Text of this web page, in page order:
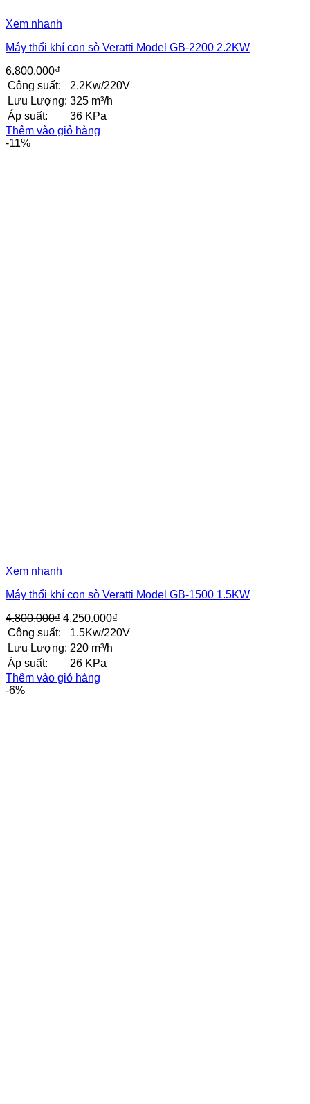
Xem nhanh
Máy thổi khí con sò Veratti Model GB-2200 2.2KW
6.800.000₫
Công suất:
2.2Kw/220V
Lưu Lượng: 325 m³/h
Áp suất:
36 KPa
Thêm vào giỏ hàng
-11%
Xem nhanh
Máy thổi khí con sò Veratti Model GB-1500 1.5KW
4.800.000₫ Giá
gốc
là:
4.800.000₫.
4.250.000₫
hiện
Công suất:
1.5Kw/220V
Lưu Lượng: 220 m³/h
Áp suất:
26 KPa
Thêm vào giỏ hàng
-6%